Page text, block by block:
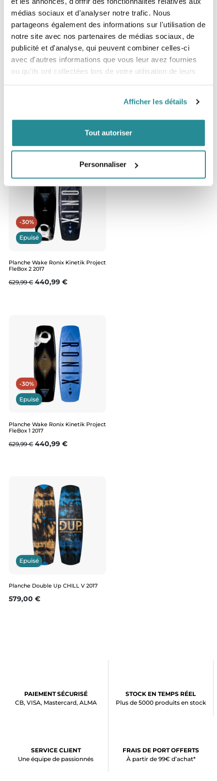
médias sociaux et d'analyser notre trafic. Nous
partageons également des informations sur l'utilisation de
notre site avec nos partenaires de médias sociaux, de
publicité et d'analyse, qui peuvent combiner celles-ci
avec d'autres informations que vous leur avez fournies
ou qu'ils ont collectées lors de votre utilisation de leurs
Afficher les détails
Tout autoriser
Personnaliser
Prix
459,99 €
-30%
Epuisé
Planche Wake Ronix Kinetik Project
FleBox 2 2017
Prix de base
629,99 € Prix
440,99 €
-30%
Epuisé
Planche Wake Ronix Kinetik Project
FleBox 1 2017
Prix de base
629,99 € Prix
440,99 €
Epuisé
Planche Double Up CHILL V 2017
Prix
579,00 €
PAIEMENT SÉCURISÉ
CB, VISA, Mastercard, ALMA
STOCK EN TEMPS RÉEL
Plus de 5000 produits en stock
SERVICE CLIENT
Une équipe de passionnés
FRAIS DE PORT OFFERTS
À partir de 99€ d’achat*